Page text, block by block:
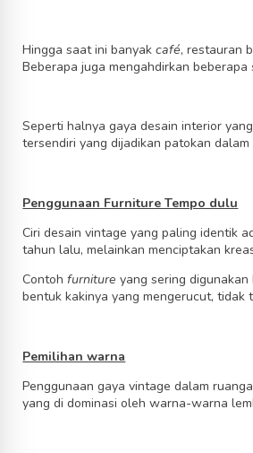
Hingga saat ini banyakcafé, restauran
Beberapa juga mengahdirkan beberapa
Seperti halnya gaya desain interior
tersendiri yang dijadikan patokan dalam
Penggunaan Furniture Tempo dulu
Ciri desain vintage yang paling identik
tahun lalu, melainkan menciptakan
Contohfurniture yang sering
bentuk kakinya yang mengerucut, tidak
Pemilihan warna
Penggunaan gaya vintage dalam
yang di dominasi oleh warna-warna